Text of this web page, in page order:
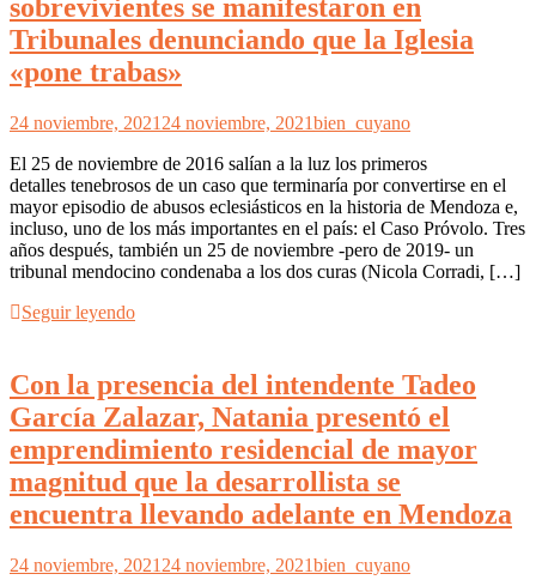
sobrevivientes se manifestaron en
Tribunales denunciando que la Iglesia
«pone trabas»
24 noviembre, 2021 24 noviembre, 2021bien_cuyano
El 25 de noviembre de 2016 salían a la luz los primeros
detalles tenebrosos de un caso que terminaría por convertirse en el
mayor episodio de abusos eclesiásticos en la historia de Mendoza e,
incluso, uno de los más importantes en el país: el Caso Próvolo. Tres
años después, también un 25 de noviembre -pero de 2019- un
tribunal mendocino condenaba a los dos curas (Nicola Corradi, […]
Seguir leyendo
Con la presencia del intendente Tadeo
García Zalazar, Natania presentó el
emprendimiento residencial de mayor
magnitud que la desarrollista se
encuentra llevando adelante en Mendoza
24 noviembre, 2021 24 noviembre, 2021bien_cuyano